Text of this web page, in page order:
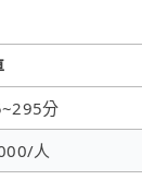
分
人